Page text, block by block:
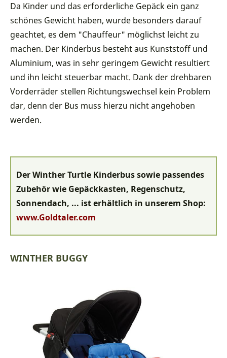
Da Kinder und das erforderliche Gepäck ein ganz
schönes Gewicht haben, wurde besonders darauf
geachtet, es dem "Chauffeur" möglichst leicht zu
machen. Der Kinderbus besteht aus Kunststoff und
Aluminium, was in sehr geringem Gewicht resultiert
und ihn leicht steuerbar macht. Dank der drehbaren
Vorderräder stellen Richtungswechsel kein Problem
dar, denn der Bus muss hierzu nicht angehoben
werden.
Der Winther Turtle Kinderbus sowie passendes
Zubehör wie Gepäckkasten, Regenschutz,
Sonnendach, ... ist erhältlich in unserem Shop:
www.Goldtaler.com
WINTHER BUGGY